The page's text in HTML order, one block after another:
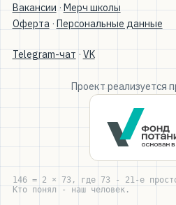
Вакансии · Мерч школы
Оферта· Персональные данные
Telegram-чат · VK
Проект реализуется
146 = 2 × 73, где 73 - 21-е
Кто понял - наш человек.